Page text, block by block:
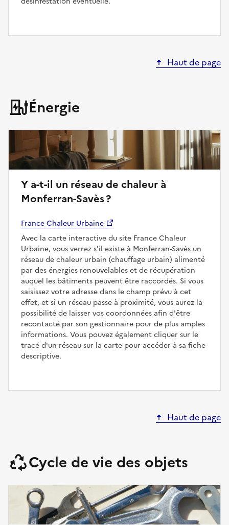
Haut de page
Énergie
Y a-t-il un réseau de chaleur à
Monferran-Savès ?
France Chaleur Urbaine
Avec la carte interactive du site France Chaleur
Urbaine, vous verrez s'il existe à Monferran-Savès un
réseau de chaleur urbain (chauffage urbain) alimenté
par des énergies renouvelables et de récupération
auquel les bâtiments peuvent être raccordés. Si vous
saisissez votre adresse dans le champ prévu à cet
effet, et si un réseau passe à proximité, vous aurez la
possibilité de laisser vos coordonnées afin d'être
recontacté par son gestionnaire pour de plus amples
informations. Vous pouvez également cliquer sur le
tracé d'un réseau sur la carte pour accéder à sa fiche
descriptive.
Haut de page
Cycle de vie des objets